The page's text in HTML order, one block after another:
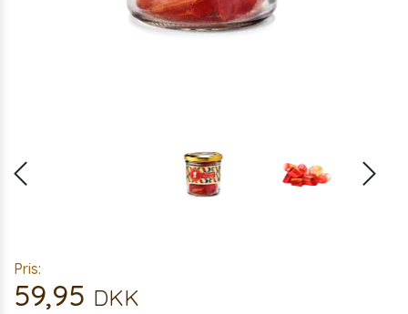
Pris:
59,95 DKK